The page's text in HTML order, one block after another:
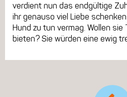
verdient nun das endgültige
ihr genauso viel Liebe
Hund zu tun vermag. Wollen
bieten? Sie würden eine ewig